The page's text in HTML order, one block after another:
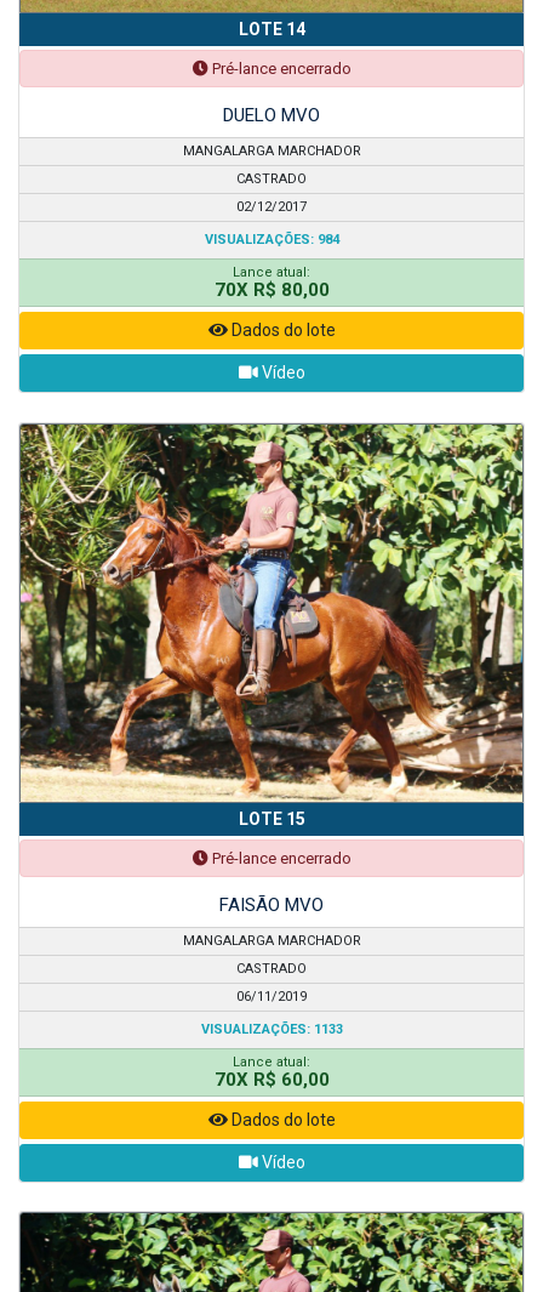
LOTE 14
Pré-lance encerrado
DUELO MVO
MANGALARGA MARCHADOR
CASTRADO
02/12/2017
VISUALIZAÇÕES: 984
Lance atual:
70X R$ 80,00
Dados do lote
Vídeo
LOTE 15
Pré-lance encerrado
FAISÃO MVO
MANGALARGA MARCHADOR
CASTRADO
06/11/2019
VISUALIZAÇÕES: 1133
Lance atual:
70X R$ 60,00
Dados do lote
Vídeo